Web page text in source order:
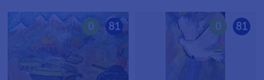
81
0 81
0